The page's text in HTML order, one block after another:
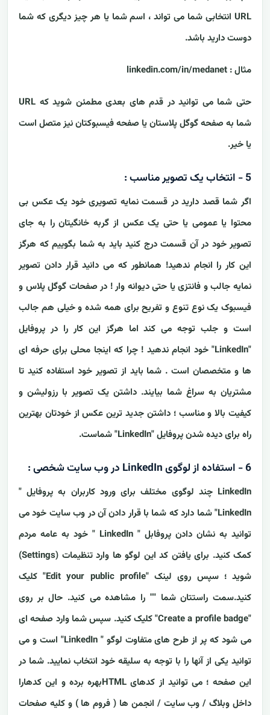
URL انتخابی شما می تواند ، اسم شما یا هر چیز دیگری که شما
دوست دارید باشد.
مثال :
حتی شما می توانید در قدم های بعدی مطمئن شوید که URL
شما به صفحه گوگل پلاستان یا صفحه فیسبوکتان نیز متصل است
یا خیر.
5 - انتخاب یک تصویر مناسب :
اگر شما قصد دارید در قسمت نمایه تصویری خود یک عکس بی
محتوا یا عمومی یا حتی یک عکس از گربه خانگیتان را به جای
تصویر خود در آن قسمت درج کنید باید به شما بگوییم که هرگز
این کار را انجام ندهید! همانطور که می دانید قرار دادن تصویر
نمایه جالب و فانتزی یا حتی دیوانه وار ! در صفحات گوگل پلاس و
فیسبوک یک نوع تنوع و تفریح برای همه شده و خیلی هم جالب
است و جلب توجه می کند اما هرگز این کار را در پروفایل
"LinkedIn" خود انجام ندهید ! چرا که اینجا محلی برای حرفه ای
ها و متخصصان است . شما باید از تصویر خود استفاده کنید تا
مشتریان به سراغ شما بیایند. داشتن یک تصویر با رزولیشن و
کیفیت بالا و مناسب ؛ داشتن جدید ترین عکس از خودتان بهترین
راه برای دیده شدن پروفایل "LinkedIn" شماست.
6 - استفاده از لوگوی LinkedIn در وب سایت شخصی :
LinkedIn چند لوگوی مختلف برای ورود کاربران به پروفایل "
LinkedIn" شما دارد که شما با قرار دادن آن در وب سایت خود می
توانید به نشان دادن پروفابل " LinkedIn " خود به عامه مردم
کمک کنید. برای یافتن کد این لوگو ها وارد تنظیمات (Settings)
شوید ؛ سپس روی لینک "Edit your public profile" کلیک
کنید.سمت راستتان شما "" را مشاهده می کنید. حال بر روی
"Create a profile badge" کلیک کنید. سپس شما وارد صفحه ای
می شود که پر از طرح های متفاوت لوگو " LinkedIn" است و می
توانید یکی از آنها را با توجه به سلیقه خود انتخاب نمایید. شما در
این صفحه ؛ می توانید از کدهای HTMLبهره برده و این کدهارا
داخل وبلاگ / وب سایت / انجمن ها ( فروم ها ) و کلیه صفحات